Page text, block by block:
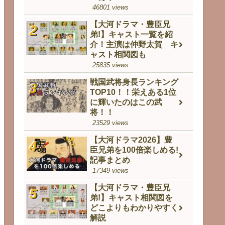
46801 views
【大河ドラマ・豊臣兄
弟!】キャスト一覧を紹
介！主演は仲野太賀 キ
ャスト相関図も
25835 views
戦国武将身長ランキング
TOP10！！栄えある1位
に輝いたのはこの武
将！！
23529 views
【大河ドラマ2026】豊
臣兄弟を100倍楽しめる!
記事まとめ
17349 views
【大河ドラマ・豊臣兄
弟!】キャスト相関図を
どこよりもわかりやすく
解説